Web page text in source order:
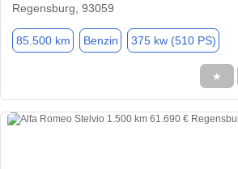
Regensburg, 93059
85.500 km Benzin 375 kw (510 PS)
★